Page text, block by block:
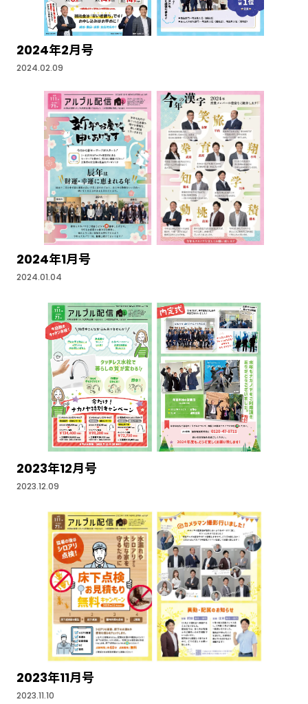
2024年2月号
2024.02.09
2024年1月号
2024.01.04
2023年12月号
2023.12.09
2023年11月号
2023.11.10